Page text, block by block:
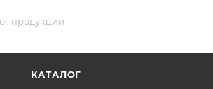
продукции
КАТАЛОГ